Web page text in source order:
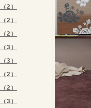
2）
2）
2）
3）
3）
2）
2）
3）